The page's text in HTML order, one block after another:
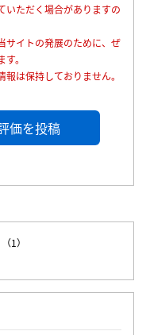
いただく場合がありますの
イトの発展のために、ぜ
。
は保持しておりません。
価を投稿
（1）